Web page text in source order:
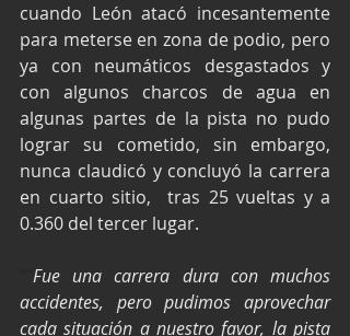
cuando León atacó incesantemente
para meterse en zona de podio, pero
ya con neumáticos desgastados y
con algunos charcos de agua en
algunas partes de la pista no pudo
lograr su cometido, sin embargo,
nunca claudicó y concluyó la carrera
en cuarto sitio,  tras 25 vueltas y a
0.360 del tercer lugar.
Fue una carrera dura con muchos
accidentes, pero pudimos aprovechar
cada situación a nuestro favor, la pista